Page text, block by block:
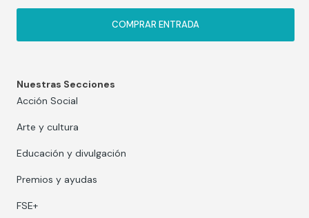
COMPRAR ENTRADA
Nuestras Secciones
Acción Social
Arte y cultura
Educación y divulgación
Premios y ayudas
FSE+